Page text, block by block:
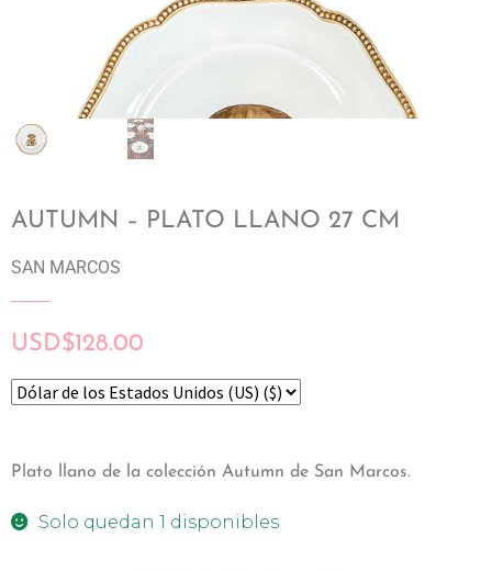
AUTUMN – PLATO LLANO 27 CM
SAN MARCOS
USD$128.00
Plato llano de la colección Autumn de San Marcos.
Solo quedan 1 disponibles